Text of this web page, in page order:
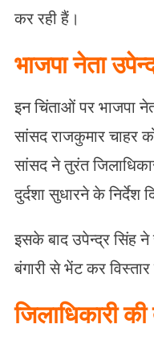
कर रही हैं।
भाजपा नेता
इन चिंताओं पर भाजपा
सांसद राजकुमार चाहर
सांसद ने तुरंत
दुर्दशा सुधारने के निर्देश
इसके बाद उपेन्द्र सिंह ने
बंगारी से भेंट कर
जिलाधिकारी की